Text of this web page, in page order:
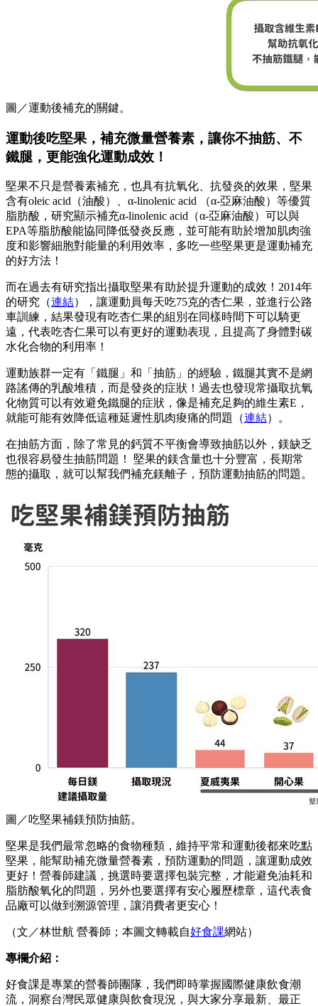
圖／運動後補充的關鍵。
運動後吃堅果，補充微量營養素，讓你不抽筋、不
鐵腿，更能強化運動成效！
堅果不只是營養素補充，也具有抗氧化、抗發炎的效果，堅果
含有oleic acid（油酸）、α-linolenic acid （α-亞麻油酸）等優質
脂肪酸，研究顯示補充α-linolenic acid（α-亞麻油酸）可以與
EPA等脂肪酸能協同降低發炎反應，並可能有助於增加肌肉強
度和影響細胞對能量的利用效率，多吃一些堅果更是運動補充
的好方法！
而在過去有研究指出攝取堅果有助於提升運動的成效！2014年
的研究（連結），讓運動員每天吃75克的杏仁果，並進行公路
車訓練，結果發現有吃杏仁果的組別在同樣時間下可以騎更
遠，代表吃杏仁果可以有更好的運動表現，且提高了身體對碳
水化合物的利用率！
運動族群一定有「鐵腿」和「抽筋」的經驗，鐵腿其實不是網
路謠傳的乳酸堆積，而是發炎的症狀！過去也發現常攝取抗氧
化物質可以有效避免鐵腿的症狀，像是補充足夠的維生素E，
就能可能有效降低這種延遲性肌肉痠痛的問題（連結）。
在抽筋方面，除了常見的鈣質不平衡會導致抽筋以外，鎂缺乏
也很容易發生抽筋問題！ 堅果的鎂含量也十分豐富，長期常
態的攝取，就可以幫我們補充鎂離子，預防運動抽筋的問題。
圖／吃堅果補鎂預防抽筋。
堅果是我們最常忽略的食物種類，維持平常和運動後都來吃點
堅果，能幫助補充微量營養素，預防運動的問題，讓運動成效
更好！營養師建議，挑選時要選擇包裝完整，才能避免油耗和
脂肪酸氧化的問題，另外也要選擇有安心履歷標章，這代表食
品廠可以做到溯源管理，讓消費者更安心！
（文／林世航 營養師；本圖文轉載自好食課網站）
專欄介紹：
好食課是專業的營養師團隊，我們即時掌握國際健康飲食潮
流，洞察台灣民眾健康與飲食現況，與大家分享最新、最正